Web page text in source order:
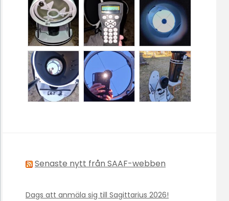
Senaste nytt från SAAF-webben
Dags att anmäla sig till Sagittarius 2026!